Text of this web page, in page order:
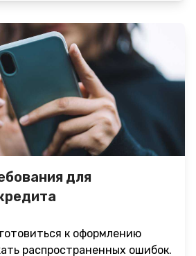
для
к оформлению
распространенных ошибок.